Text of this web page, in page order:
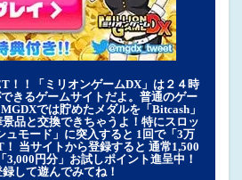
！！「ミリオンゲームDX」は２４時
きるゲームサイトだよ。普通のゲー
では貯めたメダルを「Bitcash」
品と交換できちゃうよ！特にスロッ
ュモード」に突入すると 1回で「3万
当サイトから登録すると 通常1,500
3,000円分」お試しポイント進呈中！
して遊んでみてね！